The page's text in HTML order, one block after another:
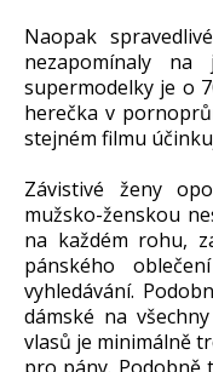
Naopak
nezapomínaly
supermodelky je o
herečka v
stejném filmu
Závistivé ženy
mužsko-ženskou
na každém rohu,
pánského
vyhledávání.
dámské na
vlasů je minimálně